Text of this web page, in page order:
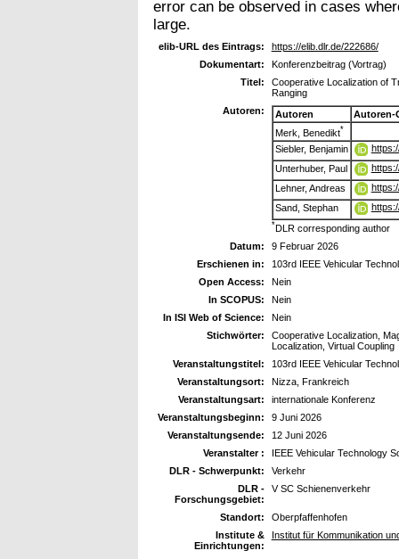
error can be observed in cases
large.
elib-URL des Eintrags:
https://elib.dlr.de/222686/
Dokumentart:
Konferenzbeitrag (Vortrag)
Titel:
Cooperative Localization of
Ranging
Autoren:
Autoren
Autoren-
Merk, Benedikt*
Siebler, Benjamin
Unterhuber, Paul
Lehner, Andreas
Sand, Stephan
*DLR corresponding author
Datum:
9 Februar 2026
Erschienen in:
103rd IEEE Vehicular
Open Access:
Nein
In SCOPUS:
Nein
In ISI Web of Science:
Nein
Stichwörter:
Cooperative Localization,
Localization, Virtual Coupling
Veranstaltungstitel:
103rd IEEE Vehicular
Veranstaltungsort:
Nizza, Frankreich
Veranstaltungsart:
internationale Konferenz
Veranstaltungsbeginn:
9 Juni 2026
Veranstaltungsende:
12 Juni 2026
Veranstalter :
IEEE Vehicular Technology
DLR - Schwerpunkt:
Verkehr
DLR -
Forschungsgebiet:
V SC Schienenverkehr
Standort:
Oberpfaffenhofen
Institute &
Einrichtungen:
Institut für Kommunikation